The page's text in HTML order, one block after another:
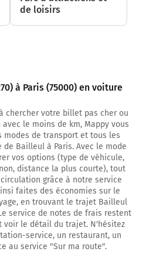
D'ASCQ
du Nord
19 kilomètres
de loisirs
à Paris (75000) en voiture
chercher votre billet pas cher ou
le moins de km, Mappy vous
modes de transport et tous les
Bailleul à Paris. Avec le mode
vos options (type de véhicule,
distance la plus courte), tout
grâce à notre service
faites des économies sur le
en trouvant le trajet Bailleul
service de notes de frais restent
voir le détail du trajet. N'hésitez
service, un restaurant, un
au service "Sur ma route".